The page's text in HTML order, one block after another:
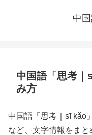
中
中国語「思考
み方
中国語「思考｜sī kǎo
など、文字情報をまと